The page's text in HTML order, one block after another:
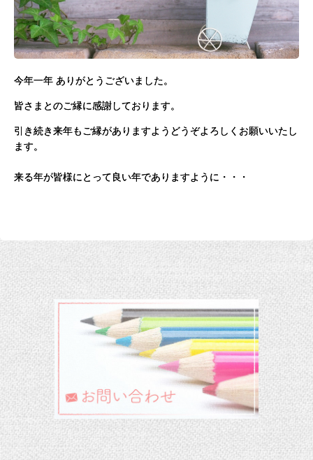
今年一年 ありがとうございました。
皆さまとのご縁に感謝しております。
引き続き来年もご縁がありますようどうぞよろしくお願いいたし
ます。
来る年が皆様にとって良い年でありますように・・・